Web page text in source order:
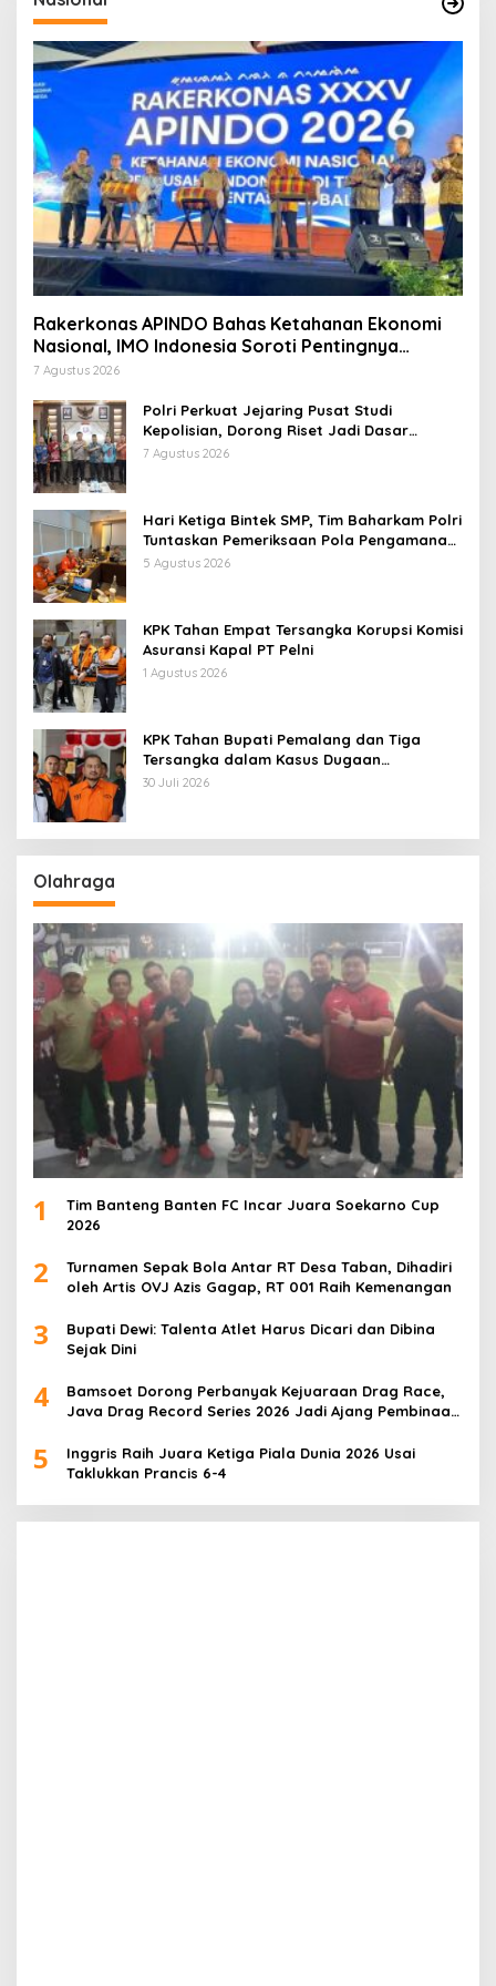
Rakerkonas APINDO Bahas Ketahanan Ekonomi
Nasional, IMO Indonesia Soroti Pentingnya
Kolaborasi Lintas Sektor
7 Agustus 2026
Polri Perkuat Jejaring Pusat Studi
Kepolisian, Dorong Riset Jadi Dasar
Kebijakan dan Inovasi
7 Agustus 2026
Hari Ketiga Bintek SMP, Tim Baharkam Polri
Tuntaskan Pemeriksaan Pola Pengamanan
Pertamina Patra Niaga Jabar
5 Agustus 2026
KPK Tahan Empat Tersangka Korupsi Komisi
Asuransi Kapal PT Pelni
1 Agustus 2026
KPK Tahan Bupati Pemalang dan Tiga
Tersangka dalam Kasus Dugaan
Pemerasan
30 Juli 2026
Olahraga
1
Tim Banteng Banten FC Incar Juara Soekarno Cup
2026
2
Turnamen Sepak Bola Antar RT Desa Taban, Dihadiri
oleh Artis OVJ Azis Gagap, RT 001 Raih Kemenangan
3
Bupati Dewi: Talenta Atlet Harus Dicari dan Dibina
Sejak Dini
4
Bamsoet Dorong Perbanyak Kejuaraan Drag Race,
Java Drag Record Series 2026 Jadi Ajang Pembinaan
5
Inggris Raih Juara Ketiga Piala Dunia 2026 Usai
Taklukkan Prancis 6-4